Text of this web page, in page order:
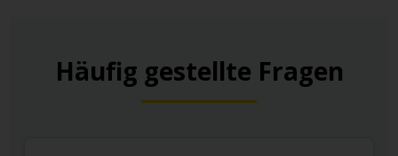
Häufig gestellte Fragen